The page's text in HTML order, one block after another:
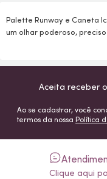
Palette Runway e Caneta
um olhar poderoso,
Aceita receber
Ao se cadastrar, você
termos da nossa Política
Clique aqui